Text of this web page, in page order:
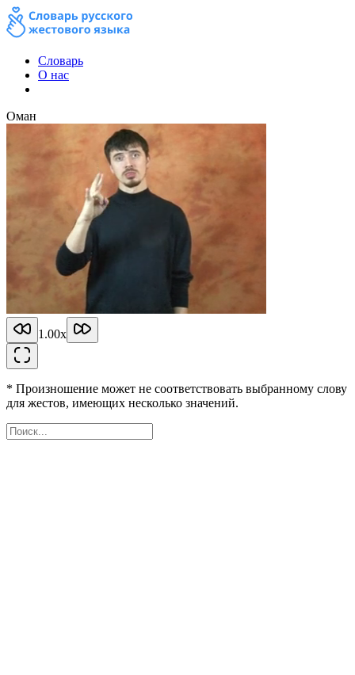
Словарь
О нас
Оман
1.00x
* Произношение может не соответствовать выбранному слову
для жестов, имеющих несколько значений.